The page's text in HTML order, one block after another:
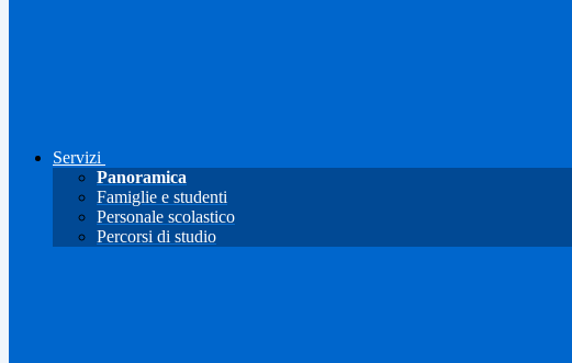
Servizi
Panoramica
Famiglie e studenti
Personale scolastico
Percorsi di studio